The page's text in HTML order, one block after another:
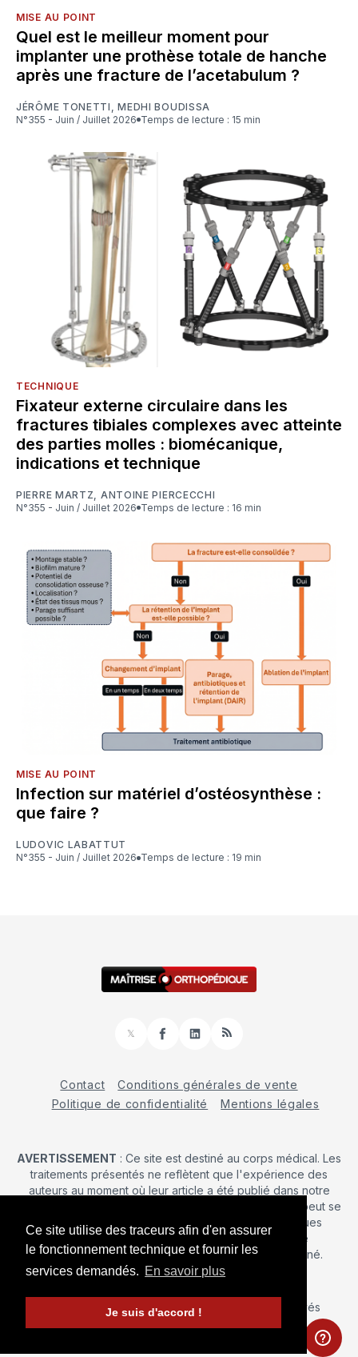
Ce site utilise des traceurs afin d'en assurer
le fonctionnement technique et fournir les
services demandés. En savoir plus
Je suis d'accord !
MISE AU POINT
Quel est le meilleur moment pour
implanter une prothèse totale de hanche
après une fracture de l’acetabulum ?
JÉRÔME TONETTI ,MEDHI BOUDISSA
N°355 - Juin / Juillet 2026
Temps de lecture : 15 min
TECHNIQUE
Fixateur externe circulaire dans les
fractures tibiales complexes avec atteinte
des parties molles : biomécanique,
indications et technique
PIERRE MARTZ
ANTOINE PIERCECCHI
N°355 - Juin / Juillet 2026
Temps de lecture : 16 min
MISE AU POINT
Infection sur matériel d’ostéosynthèse :
que faire ?
LUDOVIC LABATTUT
N°355 - Juin / Juillet 2026
Temps de lecture : 19 min
𝕏
FacebookLinkedInRSS
Contact
Conditions générales de vente
Politique de confidentialité
Mentions légales
AVERTISSEMENT : Ce site est destiné au corps médical. Les
traitements présentés ne reflètent que l'expérience des
auteurs au moment où leur article a été publié dans notre
journal. La décision d’une intervention chirurgicale ne peut se
prendre qu'après un examen clinique. Les techniques
publiées ici ne sauraient justifier une quelconque
revendication de la part d'un soignant ou d'un soigné.
© 2026 Maîtrise Orthopédique – Tous droits réservés